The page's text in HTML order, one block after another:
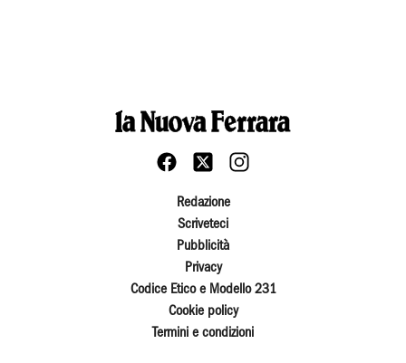
Redazione
Scriveteci
Pubblicità
Privacy
Codice Etico e Modello 231
Cookie policy
Termini e condizioni